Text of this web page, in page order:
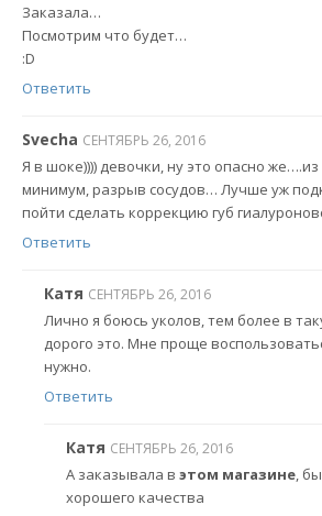
Заказала…
Посмотрим что будет…
:D
Ответить
Svecha СЕНТЯБРЬ 26, 2016
Я в шоке)))) девочки, ну это опасно же….из
минимум, разрыв сосудов… Лучше уж
пойти сделать коррекцию губ
Ответить
Катя СЕНТЯБРЬ 26, 2016
Лично я боюсь уколов, тем более в
дорого это. Мне проще
нужно.
Ответить
Катя СЕНТЯБРЬ 26, 2016
А заказывала в этом магазине,
хорошего качества